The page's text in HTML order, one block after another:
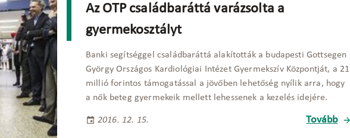
Az OTP családbaráttá varázsolta a
gyermekosztályt
Banki segítséggel családbaráttá alakították a budapesti Gottsegen
György Országos Kardiológiai Intézet Gyermekszív Központját, a 21
millió forintos támogatással a jövőben lehetőség nyílik arra, hogy
a nők beteg gyermekeik mellett lehessenek a kezelés idejére.
2016. 12. 15. Tovább